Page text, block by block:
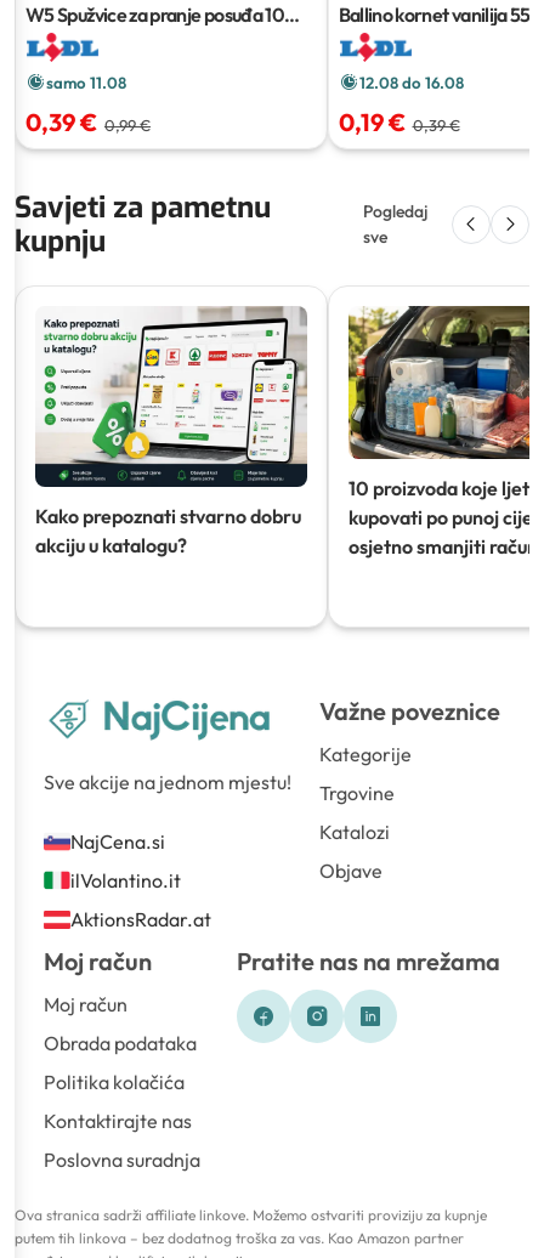
W5 Spužvice za pranje posuđa10
kom
samo 11.08
0,39 € 0,99 €
Ballino kornet vanilija55 g
12.08 do 16.08
0,19 € 0,39 €
Savjeti za pametnu
kupnju
Pogledaj
sve
Kako prepoznati stvarno dobru
akciju u katalogu?
10 proizvoda koje ljeti
kupovati po punoj
osjetno smanjiti račun)
Sve akcije na jednom mjestu!
NajCena.si
ilVolantino.it
AktionsRadar.at
Važne poveznice
Kategorije
Trgovine
Katalozi
Objave
Moj račun
Moj račun
Obrada podataka
Politika kolačića
Kontaktirajte nas
Poslovna suradnja
Pratite nas na mrežama
Ova stranica sadrži affiliate linkove. Možemo ostvariti proviziju za kupnje
putem tih linkova – bez dodatnog troška za vas. Kao Amazon partner